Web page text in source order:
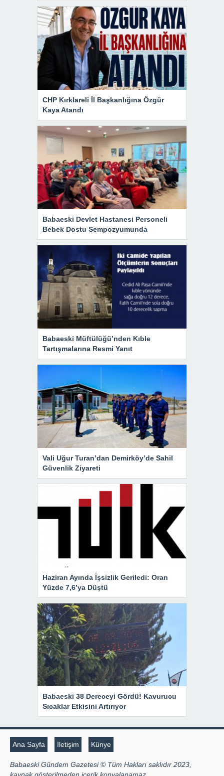
CHP Kırklareli İl Başkanlığına Özgür
Kaya Atandı
Babaeski Devlet Hastanesi Personeli
Bebek Dostu Sempozyumunda
Babaeski Müftülüğü’nden Kıble
Tartışmalarına Resmi Yanıt
Vali Uğur Turan’dan Demirköy’de Sahil
Güvenlik Ziyareti
Haziran Ayında İşsizlik Geriledi: Oran
Yüzde 7,6’ya Düştü
Babaeski 38 Dereceyi Gördü! Kavurucu
Sıcaklar Etkisini Artırıyor
Ana Sayfa İletişim Künye
Babaeski Gündem Gazetesi © Tüm Hakları saklıdır 2023,